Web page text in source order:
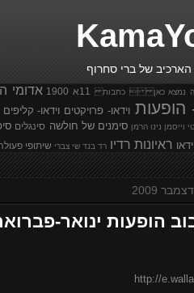
הארכיב של ברי סחרוף
11א 1900 אדומי
הופעות וידאו- פרויקטים וידאו- קליפים
וייסמן נינו הרמן סימנים של חולשה סינגלים
ראיונות רדיו רד בנד שי צברי שיתופי
הופעות ינואר-פברואר
http://